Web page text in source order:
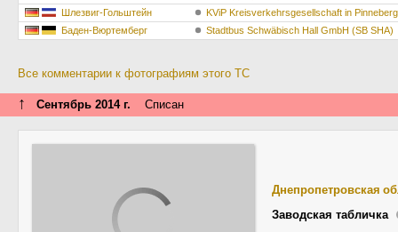
Шлезвиг-Гольштейн
KViP Kreisverkehrsgesellschaft in
Баден-Вюртемберг
Stadtbus Schwäbisch Hall GmbH (SB SHA)
Все комментарии к фотографиям этого ТС
↑ Сентябрь 2014 г. Списан
Днепропетровская
Заводская табличка